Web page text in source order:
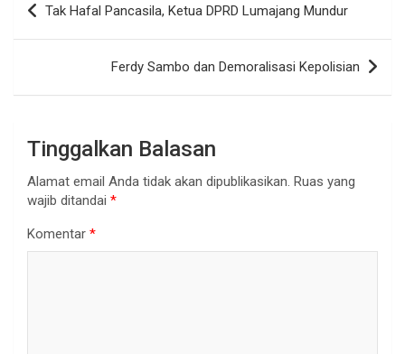
pos
Tak Hafal Pancasila, Ketua DPRD Lumajang Mundur
Ferdy Sambo dan Demoralisasi Kepolisian
Tinggalkan Balasan
Alamat email Anda tidak akan dipublikasikan. Ruas yang
wajib ditandai *
Komentar *